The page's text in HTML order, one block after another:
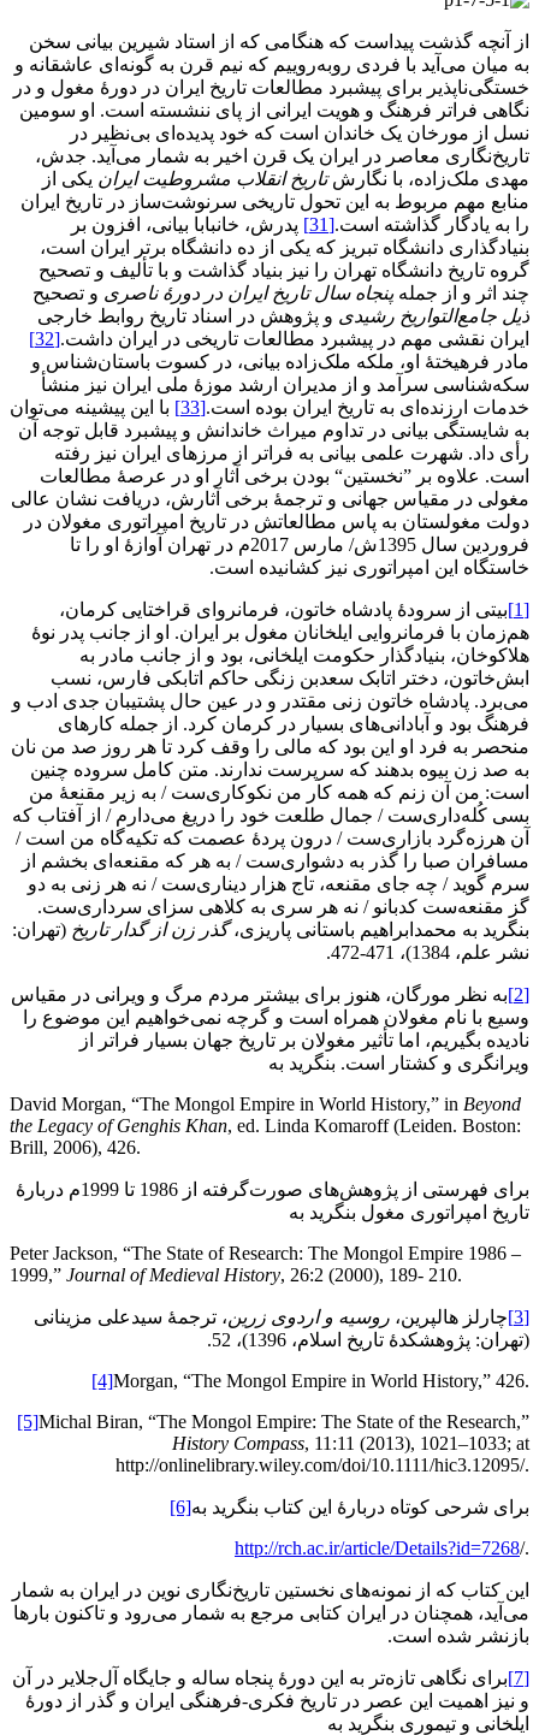
از آنچه گذشت پیداست که هنگامی که از استاد شیرین بیانی سخن
به میان می‌آید با فردی روبه‌روییم که نیم‌ قرن به گونه‌ای عاشقانه و
خستگی‌ناپذیر برای پیشبرد مطالعات تاریخ ایران در دورۀ مغول و در
نگاهی فراتر فرهنگ و هویت ایرانی از پای ننشسته است. او سومین
نسل از مورخان یک خاندان است که خود پدیده‌ای بی‌نظیر در
تاریخ‌نگاری معاصر در ایران یک قرن اخیر به شمار می‌آید. جدش،
مهدی ملک‌زاده، با نگارشتاریخ انقلاب مشروطیت ایران یکی از
منابع مهم مربوط به این تحول تاریخی سرنوشت‌ساز در تاریخ ایران
را به یادگار گذاشته است.[31]
پدرش، خانبابا بیانی، افزون بر
بنیادگذاری دانشگاه تبریز که یکی از ده دانشگاه برتر ایران است،
گروه تاریخ دانشگاه تهران را نیز بنیاد گذاشت و با تألیف و تصحیح
چند اثر و از جملهپنجاه سال تاریخ ایران در دورۀ ناصری و تصحیح
ذیل جامع‌التواریخ رشیدی و پژوهش در اسناد تاریخ روابط خارجی
ایران نقشی مهم در پیشبرد مطالعات تاریخی در ایران داشت.[32]
مادر فرهیختۀ او، ملکه ملک‌زاده بیانی، در کسوت باستان‌شناس و
سکه‌شناسی سرآمد و از مدیران ارشد موزۀ ملی ایران نیز منشأ
خدمات ارزنده‌ای به تاریخ ایران بوده است.[33]
با این پیشینه می‌توان
به شایستگی بیانی در تداوم میراث خاندانش و پیشبرد قابل توجه آن
رأی داد. شهرت علمی بیانی به فراتر از مرزهای ایران نیز رفته
است. علاوه بر ”نخستین“ بودن برخی آثار او در عرصۀ مطالعات
مغولی در مقیاس جهانی و ترجمۀ برخی آثارش، دریافت نشان عالی
دولت مغولستان به پاس مطالعاتش در تاریخ امپراتوری مغولان در
فروردین سال 1395ش/ مارس 2017م در تهران آوازۀ او را تا
خاستگاه این امپراتوری نیز کشانیده است.
[1]
بیتی از سرودۀ پادشاه خاتون، فرمانروای قراختایی کرمان،
هم‌زمان با فرمانروایی ایلخانان مغول بر ایران. او از جانب پدر نوۀ
هلاکوخان، بنیاد‌گذار حکومت ایلخانی، بود و از جانب مادر به
ابش‌خاتون، دختر اتابک سعد‌بن زنگی حاکم اتابکی فارس، نسب
می‌برد. پادشاه خاتون زنی مقتدر و در عین حال پشتیبان جدی ادب و
فرهنگ بود و آبادانی‌های بسیار در کرمان کرد. از جمله کارهای
منحصر به فرد او این بود که مالی را وقف کرد تا هر روز صد من نان
به صد زن بیوه بدهند که سرپرست ندارند. متن کامل سروده چنین
است: من آن زنم که همه کار من نکوکاری‌ست / به زیر مقنعۀ من
بسی کُله‌داری‌ست / جمال طلعت خود را دریغ می‌دارم / از آفتاب که
آن هرزه‌گرد بازاری‌ست / درون پردۀ عصمت که تکیه‌گاه من است /
مسافران صبا را گذر به دشواری‌ست / به هر که مقنعه‌ای بخشم از
سرم گوید / چه جای مقنعه، تاج هزار دیناری‌ست / نه هر زنی به دو
گز مقنعه‌ست کدبانو / نه هر سری به کلاهی سزای سرداری‌ست.
بنگرید به محمدابراهیم باستانی پاریزی،گذر زن از گدار تاریخ (تهران:
نشر علم، 1384)، 471-472.
[2]
به نظر مورگان، هنوز برای بیشتر مردم مرگ و ویرانی در مقیاس
وسیع با نام مغولان همراه است و گرچه نمی‌خواهیم این موضوع را
نادیده بگیریم، اما تأثیر مغولان بر تاریخ جهان بسیار فراتر از
ویرانگری و کشتار است. بنگرید به
David Morgan, “The Mongol Empire in World History,” in Beyond
the Legacy of Genghis Khan, ed. Linda Komaroff (Leiden. Boston:
Brill, 2006), 426.
برای فهرستی از پژوهش‌های صورت‌گرفته از 1986 تا 1999م دربارۀ
تاریخ امپراتوری مغول بنگرید به
Peter Jackson, “The State of Research: The Mongol Empire 1986 –
1999,” Journal of Medieval History, 26:2 (2000), 189- 210.
[3] چارلز هالپرین، روسیه و اردوی زرین، ترجمۀ سیدعلی مزینانی
(تهران: پژوهشکدۀ تاریخ اسلام، 1396)، 52.
[4]Morgan, “The Mongol Empire in World History,” 426.
[5]Michal Biran, “The Mongol Empire: The State of the Research,”
History Compass, 11:11 (2013), 1021–1033; at
http://onlinelibrary.wiley.com/doi/10.1111/hic3.12095/.
[6]برای شرحی کوتاه دربارۀ این کتاب بنگرید به
http://rch.ac.ir/article/Details?id=7268/.
این کتاب که از نمونه‌های نخستین تاریخ‌نگاری نوین در ایران به شمار
می‌آید، همچنان در ایران کتابی مرجع به شمار می‌رود و تاکنون بارها
بازنشر شده است.
[7]
برای نگاهی تازه‌تر به این دورۀ پنجاه ساله و جایگاه آل‌جلایر در آن
و نیز اهمیت این عصر در تاریخ فکری-فرهنگی ایران و گذر از دورۀ
ایلخانی و تیموری بنگرید به